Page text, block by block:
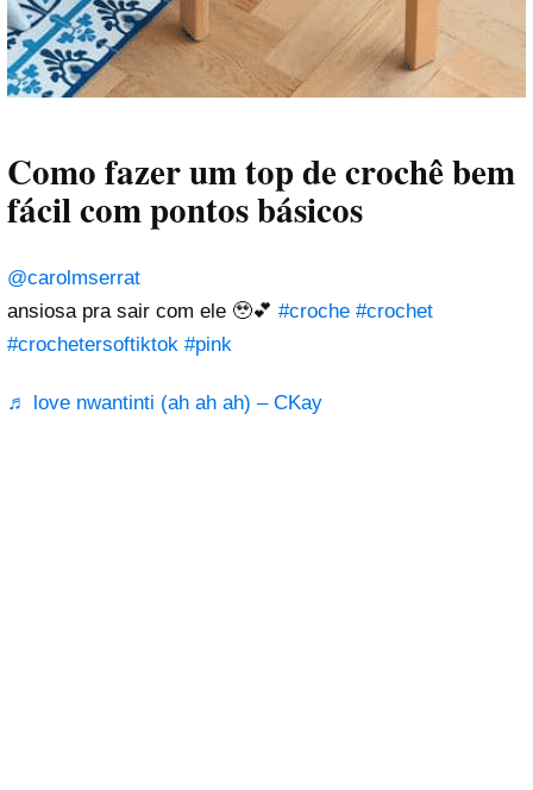
Como fazer um top de crochê bem
fácil com pontos básicos
@carolmserrat
ansiosa pra sair com ele 🥹💕 #croche #crochet
#crochetersoftiktok #pink
♬ love nwantinti (ah ah ah) – CKay